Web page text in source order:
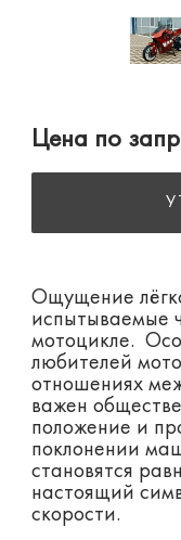
Цена по
Ощущение
испытываемые
мотоцикле.
любителей
отношениях
важен
положение и
поклонении
становятся
настоящий
скорости.